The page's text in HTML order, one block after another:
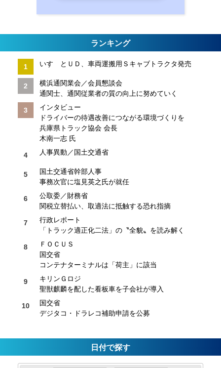
ランキング
いすゞとＵＤ、車両運搬用Ｓキャブトラクタ発売
横浜通関業会／会員懇談会
通関士、通関従業者の質の向上に努めていく
インタビュー
ドライバーの待遇改善につながる環境づくりを
兵庫県トラック協会 会長
木南一志 氏
人事異動／国土交通省
国土交通省幹部人事
事務次官に塩見英之氏が就任
公取委／財務省
関税立替払い、取適法に抵触する恐れ指摘
行政レポート
「トラック適正化二法」の〝全貌〟を読み解く
ＦＯＣＵＳ
国交省
コンテナターミナルは「荷主」に該当
キリンＧロジ
聖獣麒麟を配した看板車を子会社が導入
国交省
デジタコ・ドラレコ補助申請を公募
日付で探す